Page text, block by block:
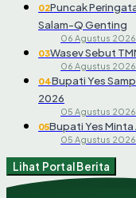
02Puncak
Salam-Q Genting
06 Agustus 2026
03Wasev Sebut
06 Agustus 2026
04Bupati Yes
2026
05 Agustus 2026
05Bupati Yes Minta
05 Agustus 2026
Lihat Portal Berita